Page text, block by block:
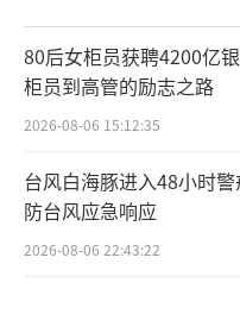
80后女柜员获聘4200亿
柜员到高管的励志之路
2026-08-06 15:12:35
台风白海豚进入48小时
防台风应急响应
2026-08-06 22:43:22